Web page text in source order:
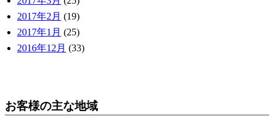
2017年2月 (19)
2017年1月 (25)
2016年12月 (33)
お客様の主な地域